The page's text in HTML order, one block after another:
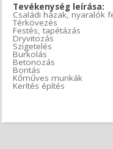
Tevékenység leírása:
Családi házak, nyaralók
Térkövezés
Festés, tapétázás
Dryvitozás
Szigetelés
Burkolás
Betonozás
Bontás
Kőműves munkák
Kerítés építés